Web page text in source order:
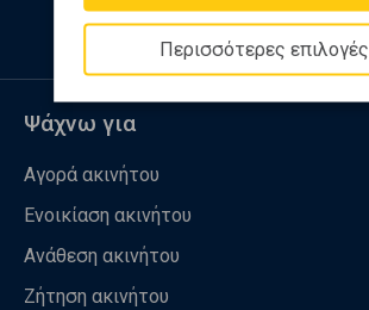
Περισσότερες επιλογές
Ψάχνω για
Αγορά ακινήτου
Ενοικίαση ακινήτου
Ανάθεση ακινήτου
Ζήτηση ακινήτου